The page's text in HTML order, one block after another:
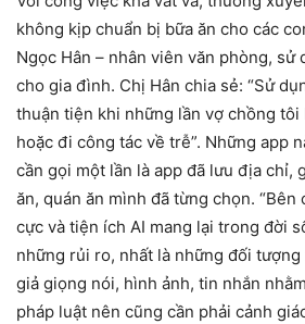
không kịp chuẩn bị bữa ăn cho các
Ngọc Hân – nhân viên văn phòng, sử
cho gia đình. Chị Hân chia sẻ: “Sử
thuận tiện khi những lần vợ chồng
hoặc đi công tác về trễ”. Những app
cần gọi một lần là app đã lưu địa chỉ,
ăn, quán ăn mình đã từng chọn.
cực và tiện ích AI mang lại trong đời
những rủi ro, nhất là những đối
giả giọng nói, hình ảnh, tin nhắn
pháp luật nên cũng cần phải cảnh